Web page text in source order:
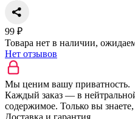
99 ₽
Товара нет в наличии,
Нет отзывов
Мы ценим вашу приватность.
Каждый заказ — в
содержимое. Только вы
Доставка и гарантия